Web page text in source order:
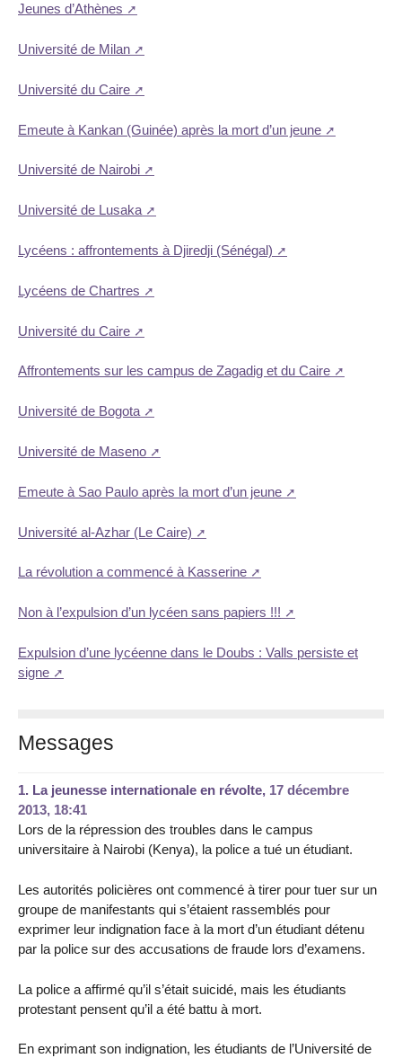
Jeunes d’Athènes
Université de Milan
Université du Caire
Emeute à Kankan (Guinée) après la mort d’un jeune
Université de Nairobi
Université de Lusaka
Lycéens : affrontements à Djiredji (Sénégal)
Lycéens de Chartres
Université du Caire
Affrontements sur les campus de Zagadig et du Caire
Université de Bogota
Université de Maseno
Emeute à Sao Paulo après la mort d’un jeune
Université al-Azhar (Le Caire)
La révolution a commencé à Kasserine
Non à l’expulsion d’un lycéen sans papiers !!!
Expulsion d’une lycéenne dans le Doubs : Valls persiste et
signe
Messages
1. La jeunesse internationale en révolte, 17 décembre
2013, 18:41
Lors de la répression des troubles dans le campus
universitaire à Nairobi (Kenya), la police a tué un étudiant.
Les autorités policières ont commencé à tirer pour tuer sur un
groupe de manifestants qui s’étaient rassemblés pour
exprimer leur indignation face à la mort d’un étudiant détenu
par la police sur des accusations de fraude lors d’examens.
La police a affirmé qu’il s’était suicidé, mais les étudiants
protestant pensent qu’il a été battu à mort.
En exprimant son indignation, les étudiants de l’Université de